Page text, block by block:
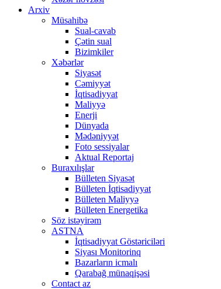
Arxiv
Müsahibə
Sual-cavab
Çətin sual
Bizimkiler
Xəbərlər
Siyasət
Cəmiyyət
İqtisadiyyat
Maliyyə
Enerji
Dünyada
Mədəniyyət
Foto sessiyalar
Aktual Reportaj
Buraxılışlar
Bülleten Siyasət
Bülleten İqtisadiyyat
Bülleten Maliyyə
Bülleten Energetika
Söz istəyirəm
ASTNA
İqtisadiyyat Göstəriciləri
Siyası Monitorinq
Bazarların icmalı
Qarabağ münaqişəsi
Contact az